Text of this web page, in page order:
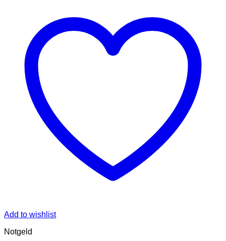
Add to wishlist
Notgeld